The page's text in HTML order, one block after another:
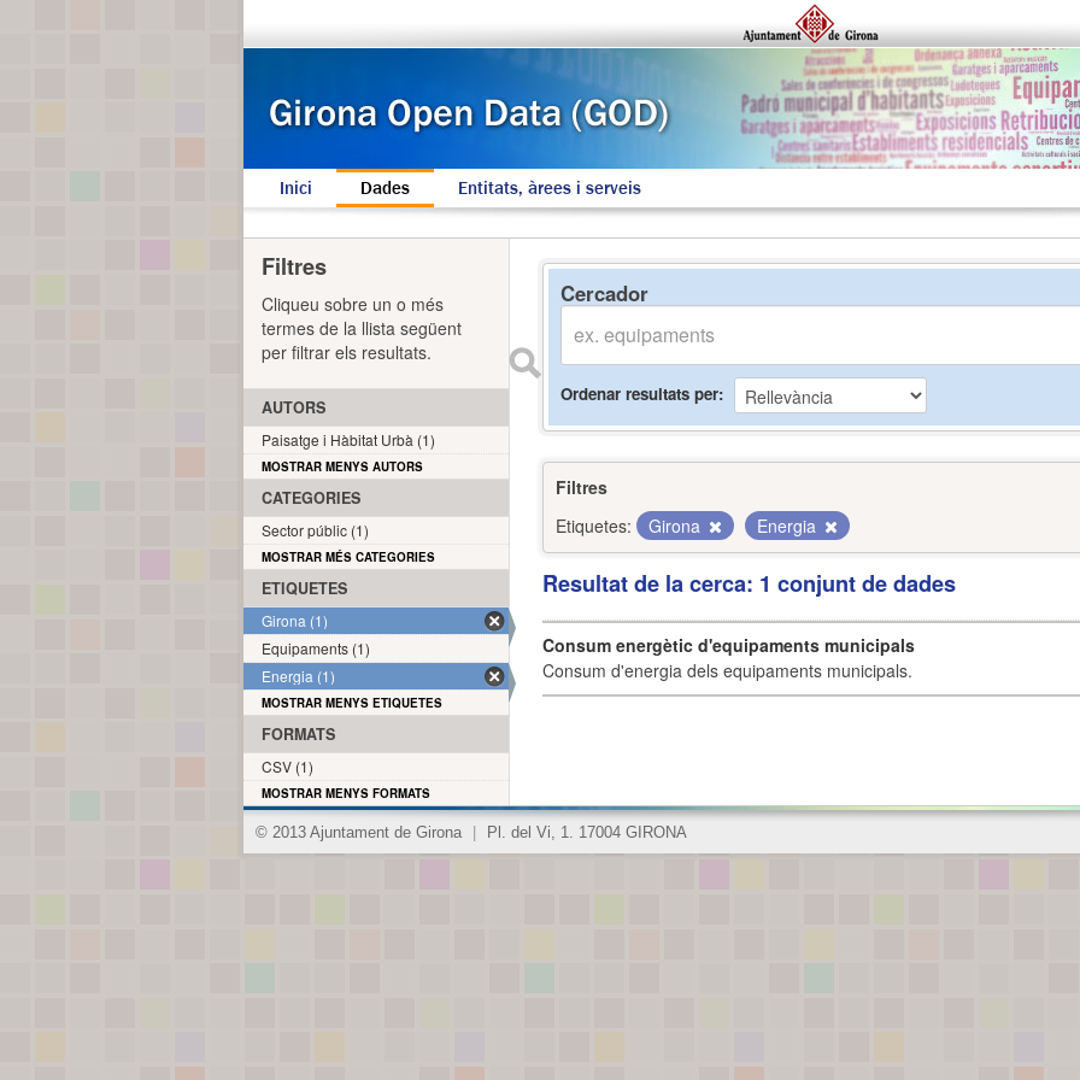
Inici Dades Entitats, àrees i serveis
Cercador
Ordenar resultats per
Filtres
Etiquetes:
Girona Energia
Resultat de la cerca: 1 conjunt de dades
Consum energètic d'equipaments municipals
Consum d'energia dels equipaments municipals.
Filtres
Cliqueu sobre un o més
termes de la llista següent
per filtrar els resultats.
AUTORS
Paisatge i Hàbitat Urbà (1)
MOSTRAR MENYS AUTORS
CATEGORIES
Sector públic (1)
MOSTRAR MÉS CATEGORIES
ETIQUETES
Girona (1)
Equipaments (1)
Energia (1)
MOSTRAR MENYS ETIQUETES
FORMATS
CSV (1)
MOSTRAR MENYS FORMATS
© 2013 Ajuntament de Girona Pl. del Vi, 1. 17004 GIRONA